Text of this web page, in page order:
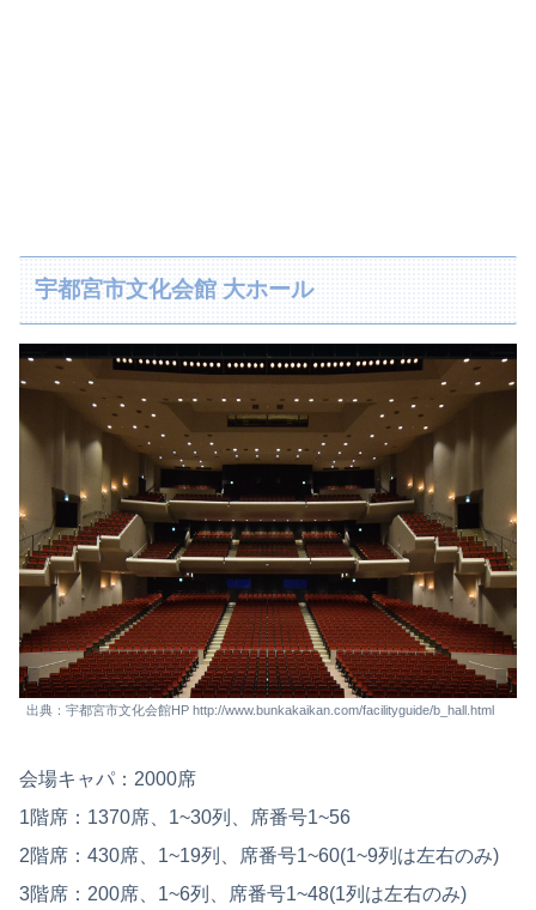
宇都宮市文化会館 大ホール
出典：宇都宮市文化会館HP http://www.bunkakaikan.com/facilityguide/b_hall.html
会場キャパ：2000席
1階席：1370席、1~30列、席番号1~56
2階席：430席、1~19列、席番号1~60(1~9列は左右のみ)
3階席：200席、1~6列、席番号1~48(1列は左右のみ)